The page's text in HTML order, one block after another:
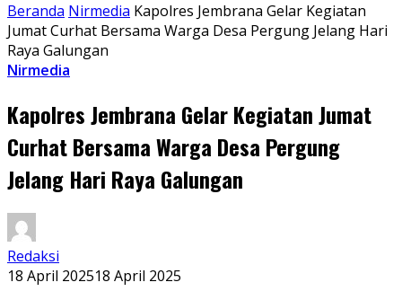
Beranda Nirmedia Kapolres Jembrana Gelar Kegiatan
Jumat Curhat Bersama Warga Desa Pergung Jelang Hari
Raya Galungan
Nirmedia
Kapolres Jembrana Gelar Kegiatan Jumat
Curhat Bersama Warga Desa Pergung
Jelang Hari Raya Galungan
Redaksi
18 April 202518 April 2025